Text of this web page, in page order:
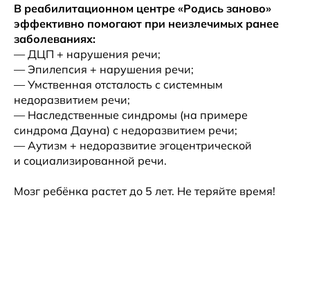
В реабилитационном центре «Родись заново»
эффективно помогают при неизлечимых ранее
заболеваниях:
— ДЦП + нарушения речи;
— Эпилепсия + нарушения речи;
— Умственная отсталость с системным
недоразвитием речи;
— Наследственные синдромы (на примере
синдрома Дауна) с недоразвитием речи;
— Аутизм + недоразвитие эгоцентрической
и социализированной речи.
Мозг ребёнка растет до 5 лет. Не теряйте время!